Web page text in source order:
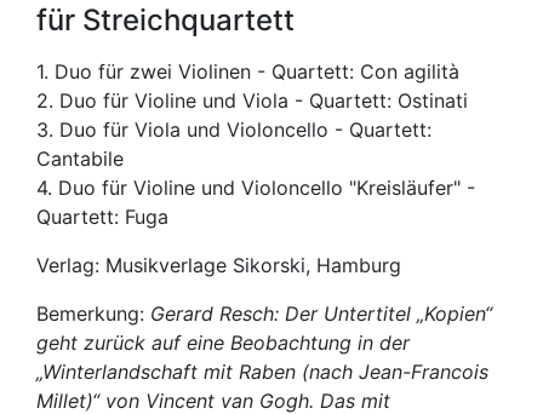
für Streichquartett
1. Duo für zwei Violinen - Quartett: Con agilità
2. Duo für Violine und Viola - Quartett: Ostinati
3. Duo für Viola und Violoncello - Quartett:
Cantabile
4. Duo für Violine und Violoncello "Kreisläufer" -
Quartett: Fuga
Verlag: Musikverlage Sikorski, Hamburg
Bemerkung: Gerard Resch: Der Untertitel „Kopien“
geht zurück auf eine Beobachtung in der
„Winterlandschaft mit Raben (nach Jean-Francois
Millet)“ von Vincent van Gogh. Das mit